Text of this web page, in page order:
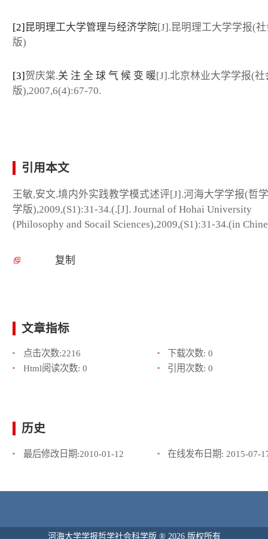
[2]昆明理工大学管理与经济学院[J].昆明理工大学学报(
版)
[3] 贺庆棠.关 注 全 球 气 候 变 暖[J].北京林业大学学报(社
版),2007,6(4):67-70.
引用本文
王敏,安文.境内外实践教学模式述评[J].河海大学学报(哲
学版),2009,(S1):31-34.(.[J]. Journal of Hohai University
(Philosophy and Socail Sciences),2009,(S1):31-34.(in
复制
文章指标
点击次数:2216 下载次数: 0
Html阅读次数: 0 引用次数: 0
历史
最后修改日期:2010-01-12 在线发布日期: 2015-07-
河海大学学报哲学社会科学版 ® 2026 版权所有